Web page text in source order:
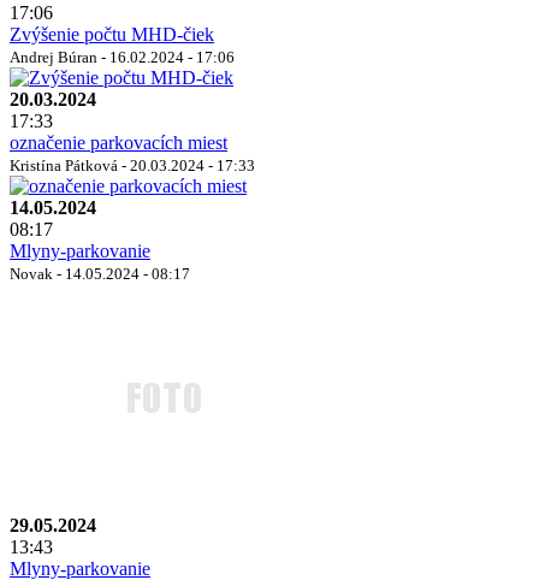
17:06
Zvýšenie počtu MHD-čiek
Andrej Búran - 16.02.2024 - 17:06
20.03.2024
17:33
označenie parkovacích miest
Kristína Pátková - 20.03.2024 - 17:33
14.05.2024
08:17
Mlyny-parkovanie
Novak - 14.05.2024 - 08:17
29.05.2024
13:43
Mlyny-parkovanie